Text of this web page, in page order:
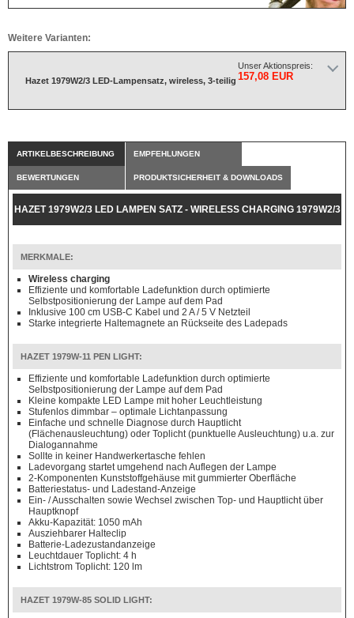
Weitere Varianten:
Hazet 1979W2/3 LED-Lampensatz, wireless, 3-teilig
Unser Aktionspreis:
157,08 EUR
ARTIKELBESCHREIBUNG EMPFEHLUNGEN
BEWERTUNGEN PRODUKTSICHERHEIT & DOWNLOADS
HAZET 1979W2/3 LED LAMPEN SATZ - WIRELESS CHARGING 1979W2/3
MERKMALE:
Wireless charging
Effiziente und komfortable Ladefunktion durch optimierte
Selbstpositionierung der Lampe auf dem Pad
Inklusive 100 cm USB-C Kabel und 2 A / 5 V Netzteil
Starke integrierte Haltemagnete an Rückseite des Ladepads
HAZET 1979W-11 PEN LIGHT:
Effiziente und komfortable Ladefunktion durch optimierte
Selbstpositionierung der Lampe auf dem Pad
Kleine kompakte LED Lampe mit hoher Leuchtleistung
Stufenlos dimmbar – optimale Lichtanpassung
Einfache und schnelle Diagnose durch Hauptlicht
(Flächenausleuchtung) oder Toplicht (punktuelle Ausleuchtung) u.a. zur
Dialogannahme
Sollte in keiner Handwerkertasche fehlen
Ladevorgang startet umgehend nach Auflegen der Lampe
2-Komponenten Kunststoffgehäuse mit gummierter Oberfläche
Batteriestatus- und Ladestand-Anzeige
Ein- / Ausschalten sowie Wechsel zwischen Top- und Hauptlicht über
Hauptknopf
Akku-Kapazität: 1050 mAh
Ausziehbarer Halteclip
Batterie-Ladezustandanzeige
Leuchtdauer Toplicht: 4 h
Lichtstrom Toplicht: 120 lm
HAZET 1979W-85 SOLID LIGHT: